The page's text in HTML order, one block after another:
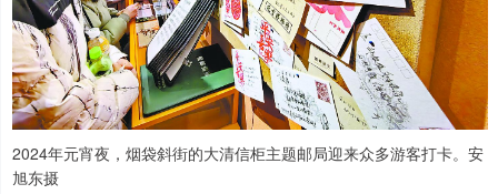
2024年元宵夜，烟袋斜街的大清信柜主题邮局迎来众多游客打卡。安
旭东摄